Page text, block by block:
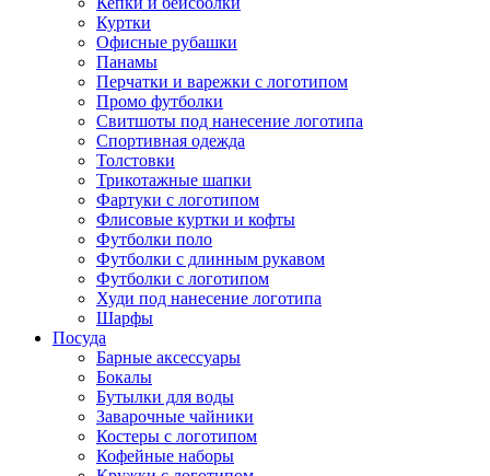
Куртки
Офисные рубашки
Панамы
Перчатки и варежки с логотипом
Промо футболки
Свитшоты под нанесение логотипа
Спортивная одежда
Толстовки
Трикотажные шапки
Фартуки с логотипом
Флисовые куртки и кофты
Футболки поло
Футболки с длинным рукавом
Футболки с логотипом
Худи под нанесение логотипа
Шарфы
Посуда
Барные аксессуары
Бокалы
Бутылки для воды
Заварочные чайники
Костеры с логотипом
Кофейные наборы